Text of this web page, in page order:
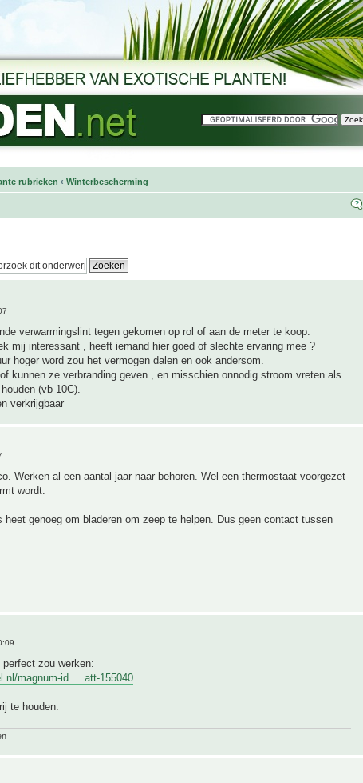
rubrieken ‹ Winterbescherming
verwarmingslint tegen gekomen op rol of aan de meter te koop.
mij interessant , heeft iemand hier goed of slechte ervaring mee ?
hoger word zou het vermogen dalen en ook andersom.
kunnen ze verbranding geven , en misschien onnodig stroom vreten als
(vb 10C).
verkrijgbaar
Werken al een aantal jaar naar behoren. Wel een thermostaat voorgezet
wordt.
heet genoeg om bladeren om zeep te helpen. Dus geen contact tussen
zou werken:
magnum-id ... att-155040
te houden.